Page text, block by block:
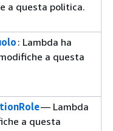
a questa politica.
: Lambda ha
a questa
— Lambda
a questa